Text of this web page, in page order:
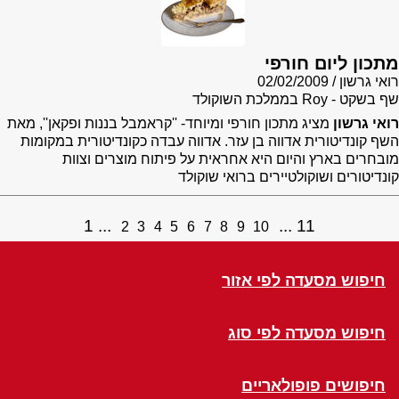
מתכון ליום חורפי
רואי גרשון
02/02/2009
שף בשקט - Roy בממלכת השוקולד
רואי גרשון מציג מתכון חורפי ומיוחד- ''קראמבל בננות ופקאן'', מאת
השף קונדיטורית אדווה בן עזר. אדווה עבדה כקונדיטורית במקומות
מובחרים בארץ והיום היא אחראית על פיתוח מוצרים וצוות
קונדיטורים ושוקולטיירים ברואי שוקולד
1 2 3 4 5 6 7 8 9 10 11
חיפוש מסעדה לפי אזור
חיפוש מסעדה לפי סוג
חיפושים פופולאריים